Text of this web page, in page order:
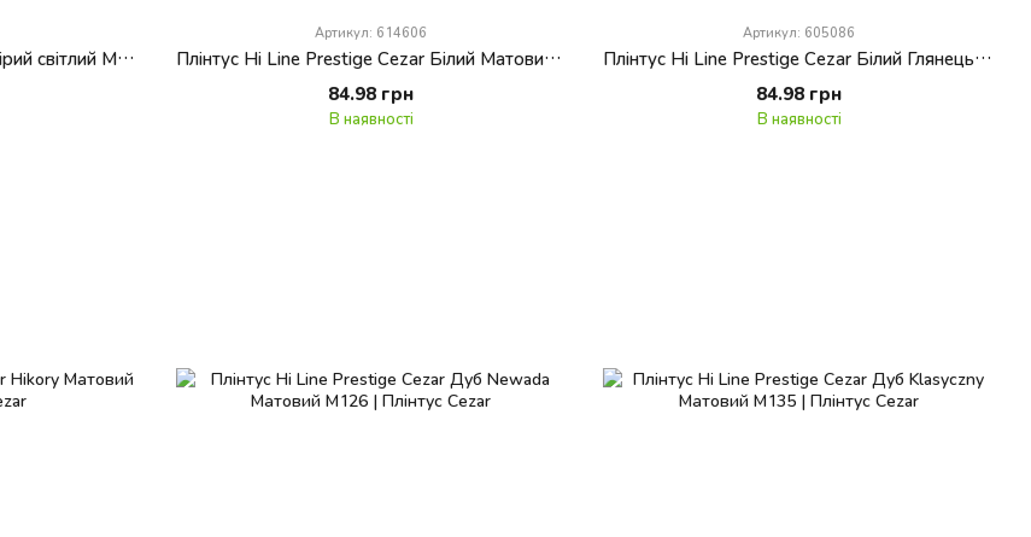
Плінтус Hi Line Prestige Дуб сірий світлий Матовий M078
Артикул: 614606
Плінтус Hi Line Prestige Cezar Білий Матовий M089
84.98 грн
В наявності
Артикул: 605086
Плінтус Hi Line Prestige Cezar Білий Глянець P089
84.98 грн
В наявності